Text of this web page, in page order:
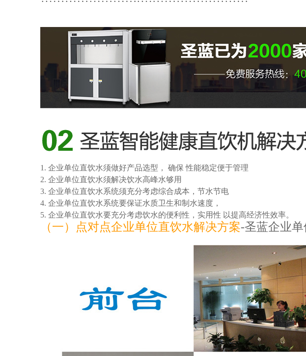
1. 企业单位直饮水须做好产品选型， 确保 性能稳定便于管理
2. 企业单位直饮水须解决饮水高峰水够用
3. 企业单位直饮水系统须充分考虑综合成本，节水节电
4. 企业单位直饮水系统要保证水质卫生和制水速度，
5. 企业单位直饮水要充分考虑饮水的便利性，实用性 以提高经济性效率。
（一）点对点企业单位直饮水解决方案-圣蓝企业